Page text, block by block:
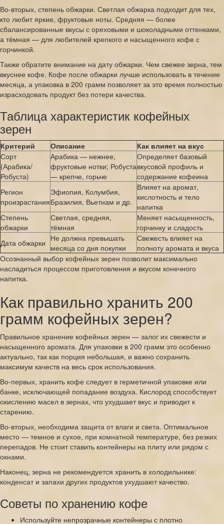
Во-вторых, степень обжарки. Светлая обжарка подходит для тех,
кто любит яркие, фруктовые ноты. Средняя — более
сбалансированные вкусы с ореховыми и шоколадными оттенками,
а тёмная — для любителей крепкого и насыщенного кофе с
горчинкой.
Также обратите внимание на дату обжарки. Чем свежее зерна, тем
вкуснее кофе. Кофе после обжарки лучше использовать в течение
месяца, а упаковка в 200 грамм позволяет за это время полностью
израсходовать продукт без потери качества.
Таблица характеристик кофейных
зерен
Критерий Описание
Как влияет на вкус
Сорт
(Арабика/
Робуста)
Арабика — нежнее,
фруктовые нотки; Робуста
— крепче, горьче
Определяет базовый
вкусовой профиль и
содержание кофеина
Регион
произрастания
Эфиопия, Колумбия,
Бразилия, Вьетнам и др.
Влияет на аромат,
кислотность и тело
напитка
Степень
обжарки
Светлая, средняя,
тёмная
Меняет насыщенность,
горчинку и сладость
Дата обжарки Не должна превышать
месяца со дня покупки
Свежесть влияет на
полноту аромата и вкуса
Осознанный выбор кофейных зерен позволит максимально
насладиться процессом приготовления и вкусом конечного
напитка.
Как правильно хранить 200
грамм кофейных зерен?
Правильное хранение кофейных зерен — залог их свежести и
насыщенного аромата. Для упаковки в 200 грамм это особенно
актуально, так как порция небольшая, и важно сохранить
максимум качеств на весь срок использования.
Во-первых, хранить кофе следует в герметичной упаковке или
банке, исключающей попадание воздуха. Кислород способствует
окислению масел в зернах, что ухудшает вкус и приводит к
старению.
Во-вторых, необходима защита от влаги и света. Оптимальное
место — темное и сухое, при комнатной температуре, без резких
перепадов. Не стоит ставить контейнеры на плиту или рядом с
окнами.
Наконец, зерна не рекомендуется хранить в холодильнике:
конденсат и запахи других продуктов ухудшают качество.
Советы по хранению кофе
Используйте непрозрачные контейнеры с плотно